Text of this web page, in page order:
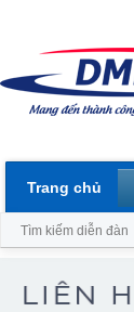
Trang chủ
Tìm kiếm diễn đàn